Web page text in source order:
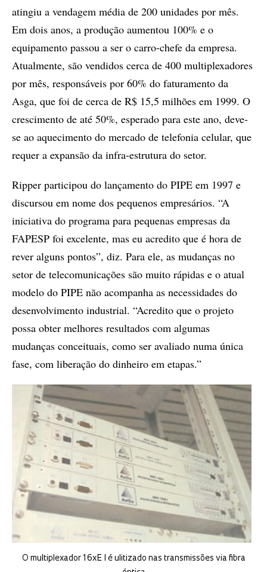
atingiu a vendagem média de 200 unidades por mês.
Em dois anos, a produção aumentou 100% e o
equipamento passou a ser o carro-chefe da empresa.
Atualmente, são vendidos cerca de 400 multiplexadores
por mês, responsáveis por 60% do faturamento da
Asga, que foi de cerca de R$ 15,5 milhões em 1999. O
crescimento de até 50%, esperado para este ano, deve-
se ao aquecimento do mercado de telefonia celular, que
requer a expansão da infra-estrutura do setor.
Ripper participou do lançamento do PIPE em 1997 e
discursou em nome dos pequenos empresários. “A
iniciativa do programa para pequenas empresas da
FAPESP foi excelente, mas eu acredito que é hora de
rever alguns pontos”, diz. Para ele, as mudanças no
setor de telecomunicações são muito rápidas e o atual
modelo do PIPE não acompanha as necessidades do
desenvolvimento industrial. “Acredito que o projeto
possa obter melhores resultados com algumas
mudanças conceituais, como ser avaliado numa única
fase, com liberação do dinheiro em etapas.”
O multiplexador 16xE I é ulitizado nas transmissões via fibra